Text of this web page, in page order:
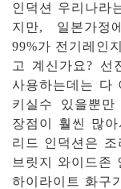
인덕션 우리나라
지만, 일본가정
99%가 전기레인
고 계신가요? 선
사용하는데는 다
키실수 있을뿐
장점이 훨씬 많
리드 인덕션은
브릿지 와이드존
하이라이트 화구